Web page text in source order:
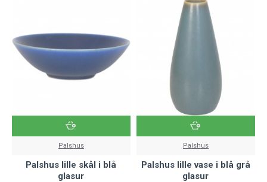
Palshus
Palshus lille skål i blå
glasur
Palshus
Palshus lille vase i blå grå
glasur